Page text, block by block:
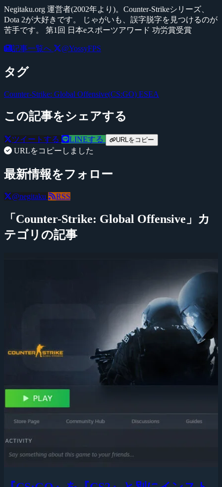
Negitaku.org 運営者(2002年より)。Counter-Strikeシリーズ、
Dota 2が大好きです。 じゃがいも、誤字脱字を見つけるのが
苦手です。 第1回 日本eスポーツアワード 功労賞受賞
記事一覧へ @YossyFPS
タグ
Counter-Strike: Global Offensive(CS:GO) ESEA
この記事をシェアする
ツイートする LINEする URLをコピー
URLをコピーしました
最新情報をフォロー
@negitaku RSS
「Counter-Strike: Global Offensive」カ
テゴリの記事